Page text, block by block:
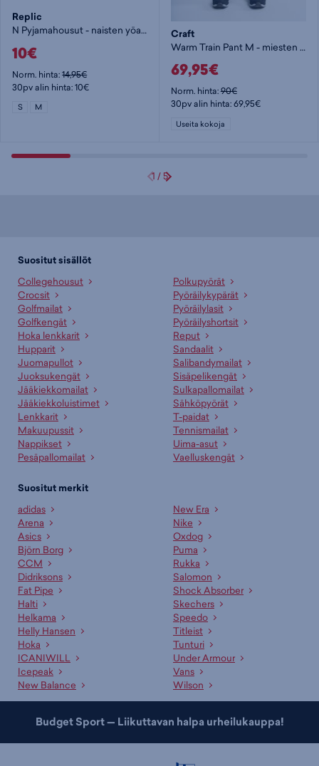
Replic
N Pyjamahousut - naisten yöasu
10€
Norm. hinta:14,95€
30pv alin hinta: 10€
S M
Craft
Warm Train Pant M - miesten softshell-housut
69,95€
Norm. hinta:90€
30pv alin hinta: 69,95€
Useita kokoja
1 /5
Suositut sisällöt
Collegehousut
Crocsit
Golfmailat
Golfkengät
Hoka lenkkarit
Hupparit
Juomapullot
Juoksukengät
Jääkiekkomailat
Jääkiekkoluistimet
Lenkkarit
Makuupussit
Nappikset
Pesäpallomailat
Polkupyörät
Pyöräilykypärät
Pyöräilylasit
Pyöräilyshortsit
Reput
Sandaalit
Salibandymailat
Sisäpelikengät
Sulkapallomailat
Sähköpyörät
T-paidat
Tennismailat
Uima-asut
Vaelluskengät
Suositut merkit
adidas
Arena
Asics
Björn Borg
CCM
Didriksons
Fat Pipe
Halti
Helkama
Helly Hansen
Hoka
ICANIWILL
Icepeak
New Balance
New Era
Nike
Oxdog
Puma
Rukka
Salomon
Shock Absorber
Skechers
Speedo
Titleist
Tunturi
Under Armour
Vans
Wilson
Budget Sport — Liikuttavan halpa urheilukauppa!